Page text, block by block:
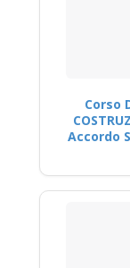
Corso
Accordo